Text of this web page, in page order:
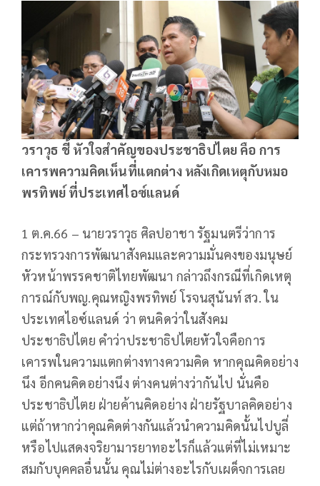
วราวุธ ชี้ หัวใจสำคัญของประชาธิปไตย คือ การ
เคารพความคิดเห็นที่แตกต่าง หลังเกิดเหตุกับหมอ
พรทิพย์ ที่ประเทศไอซ์แลนด์
1 ต.ค.66 – นายวราวุธ ศิลปอาชา รัฐมนตรีว่าการ
กระทรวงการพัฒนาสังคมและความมั่นคงของมนุษย์
หัวหน้าพรรคชาติไทยพัฒนา กล่าวถึงกรณีที่เกิดเหตุ
การณ์กับพญ.คุณหญิงพรทิพย์ โรจนสุนันท์ สว. ใน
ประเทศไอซ์แลนด์ ว่า ตนคิดว่าในสังคม
ประชาธิปไตย คำว่าประชาธิปไตยหัวใจคือการ
เคารพในความแตกต่างทางความคิด หากคุณคิดอย่าง
นึง อีกคนคิดอย่างนึง ต่างคนต่างว่ากันไป นั่นคือ
ประชาธิปไตย ฝ่ายค้านคิดอย่าง ฝ่ายรัฐบาลคิดอย่าง
แต่ถ้าหากว่าคุณคิดต่างกันแล้วนำความคิดนั้นไปบูลี่
หรือไปแสดงจริยามารยาทอะไรก็แล้วแต่ที่ไม่เหมาะ
สมกับบุคคลอื่นนั้น คุณไม่ต่างอะไรกับเผด็จการเลย